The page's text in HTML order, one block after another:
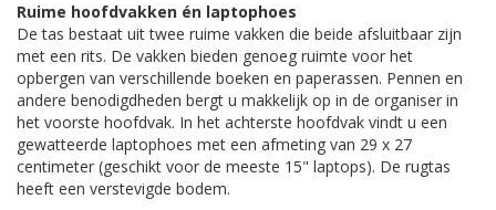
Ruime hoofdvakken én laptophoes
De tas bestaat uit twee ruime vakken die beide afsluitbaar zijn
met een rits. De vakken bieden genoeg ruimte voor het
opbergen van verschillende boeken en paperassen. Pennen en
andere benodigdheden bergt u makkelijk op in de organiser in
het voorste hoofdvak. In het achterste hoofdvak vindt u een
gewatteerde laptophoes met een afmeting van 29 x 27
centimeter (geschikt voor de meeste 15" laptops). De rugtas
heeft een verstevigde bodem.